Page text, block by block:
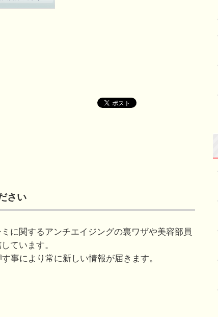
さい
に関するアンチエイジングの裏ワザや美容部員
ています。
事により常に新しい情報が届きます。